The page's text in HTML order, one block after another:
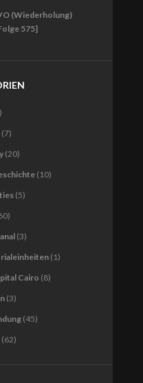
(Wiederholung)
575]
(7)
(20)
(10)
(5)
(3)
(1)
Cairo (8)
(3)
(45)
(62)